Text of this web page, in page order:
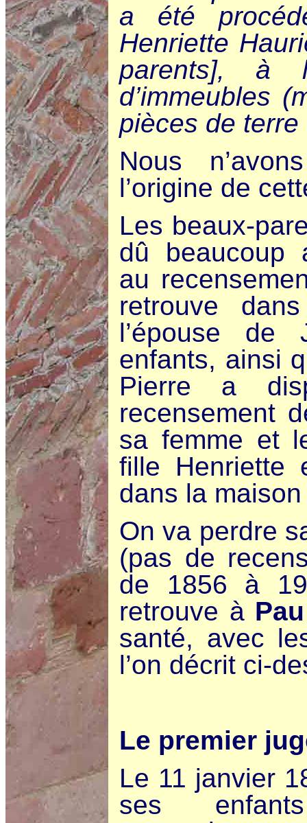
a été
Henriette
parents], à
d’immeubles
pièces de
Nous
l’origine de
Les beaux-
dû beaucoup
au
retrouve
l’épouse de
enfants, ainsi
Pierre a
recensement
sa femme et
fille Henriette
dans la
On va perdre
(pas de
de 1856 à
retrouve à Pau
santé, avec
l’on décrit ci-
Le premier
Le 11 janvier
ses